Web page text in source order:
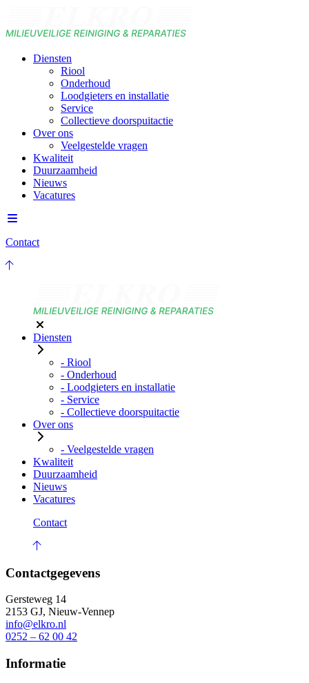
Diensten
Riool
Onderhoud
Loodgieters en installatie
Service
Collectieve doorspuitactie
Over ons
Veelgestelde vragen
Kwaliteit
Duurzaamheid
Nieuws
Vacatures
Contact
Diensten
- Riool
- Onderhoud
- Loodgieters en installatie
- Service
- Collectieve doorspuitactie
Over ons
- Veelgestelde vragen
Kwaliteit
Duurzaamheid
Nieuws
Vacatures
Contact
Contactgegevens
Gersteweg 14
2153 GJ, Nieuw-Vennep
info@elkro.nl
0252 – 62 00 42
Informatie